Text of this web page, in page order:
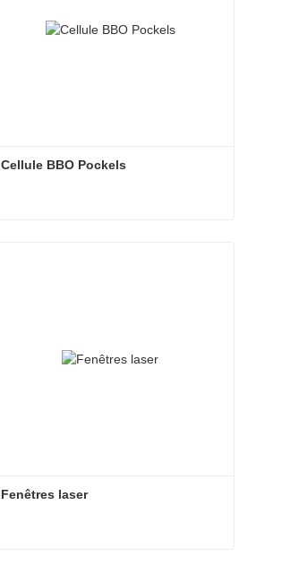
Cellule BBO Pockels
Fenêtres laser